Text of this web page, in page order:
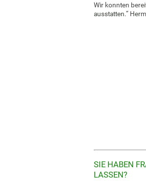
Wir konnten
ausstatten.“
SIE HABEN
LASSEN?